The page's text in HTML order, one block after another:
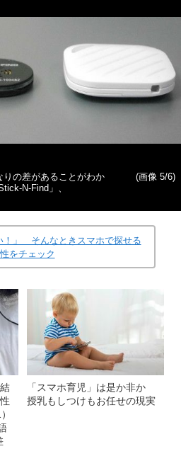
の差があることがわか
N-Find」、
(画像 5/6)
！」 そんなときスマホで探せる
をチェック
「スマホ育児」は是か非か
授乳もしつけもお任せの現実